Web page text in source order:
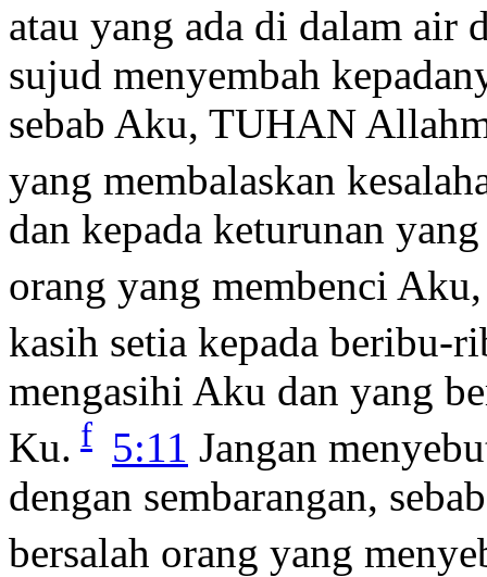
atau yang ada di dalam air
sujud menyembah
sebab Aku, TUHAN
yang membalaskan
dan kepada keturunan
orang yang membenci Aku,
kasih setia kepada beribu-
mengasihi Aku dan yang
Ku. f 5:11 Jangan
dengan sembarangan,
bersalah orang yang